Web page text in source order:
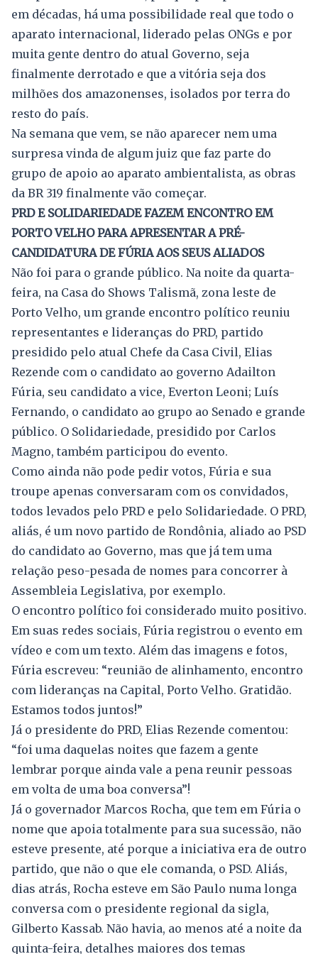
em décadas, há uma possibilidade real que todo o
aparato internacional, liderado pelas ONGs e por
muita gente dentro do atual Governo, seja
finalmente derrotado e que a vitória seja dos
milhões dos amazonenses, isolados por terra do
resto do país.
Na semana que vem, se não aparecer nem uma
surpresa vinda de algum juiz que faz parte do
grupo de apoio ao aparato ambientalista, as obras
da BR 319 finalmente vão começar.
PRD E SOLIDARIEDADE FAZEM ENCONTRO EM
PORTO VELHO PARA APRESENTAR A PRÉ-
CANDIDATURA DE FÚRIA AOS SEUS ALIADOS
Não foi para o grande público. Na noite da quarta-
feira, na Casa do Shows Talismã, zona leste de
Porto Velho, um grande encontro político reuniu
representantes e lideranças do PRD, partido
presidido pelo atual Chefe da Casa Civil, Elias
Rezende com o candidato ao governo Adailton
Fúria, seu candidato a vice, Everton Leoni; Luís
Fernando, o candidato ao grupo ao Senado e grande
público. O Solidariedade, presidido por Carlos
Magno, também participou do evento.
Como ainda não pode pedir votos, Fúria e sua
troupe apenas conversaram com os convidados,
todos levados pelo PRD e pelo Solidariedade. O PRD,
aliás, é um novo partido de Rondônia, aliado ao PSD
do candidato ao Governo, mas que já tem uma
relação peso-pesada de nomes para concorrer à
Assembleia Legislativa, por exemplo.
O encontro político foi considerado muito positivo.
Em suas redes sociais, Fúria registrou o evento em
vídeo e com um texto. Além das imagens e fotos,
Fúria escreveu: “reunião de alinhamento, encontro
com lideranças na Capital, Porto Velho. Gratidão.
Estamos todos juntos!”
Já o presidente do PRD, Elias Rezende comentou:
“foi uma daquelas noites que fazem a gente
lembrar porque ainda vale a pena reunir pessoas
em volta de uma boa conversa”!
Já o governador Marcos Rocha, que tem em Fúria o
nome que apoia totalmente para sua sucessão, não
esteve presente, até porque a iniciativa era de outro
partido, que não o que ele comanda, o PSD. Aliás,
dias atrás, Rocha esteve em São Paulo numa longa
conversa com o presidente regional da sigla,
Gilberto Kassab. Não havia, ao menos até a noite da
quinta-feira, detalhes maiores dos temas